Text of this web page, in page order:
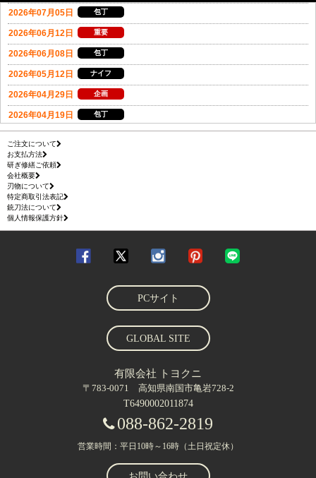
ご注文について
お支払方法
研ぎ修繕ご依頼
会社概要
刃物について
特定商取引法表記
銃刀法について
個人情報保護方針
PCサイト
GLOBAL SITE
有限会社 トヨクニ
〒783-0071 高知県南国市亀岩728-2
T6490002011874
088-862-2819
営業時間：平日10時～16時（土日祝定休）